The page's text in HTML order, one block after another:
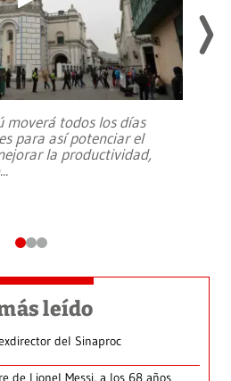
moverá todos los días
para así potenciar el
la productividad,
...
leído
del Sinaproc